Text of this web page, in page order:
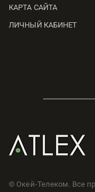
КАРТА САЙТА
ЛИЧНЫЙ КАБИНЕТ
© Окей-Телеком. Все